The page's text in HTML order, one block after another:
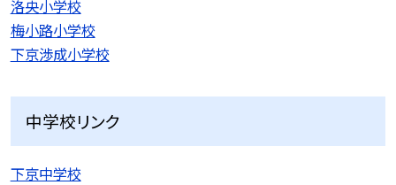
洛央小学校
梅小路小学校
下京渉成小学校
中学校リンク
下京中学校